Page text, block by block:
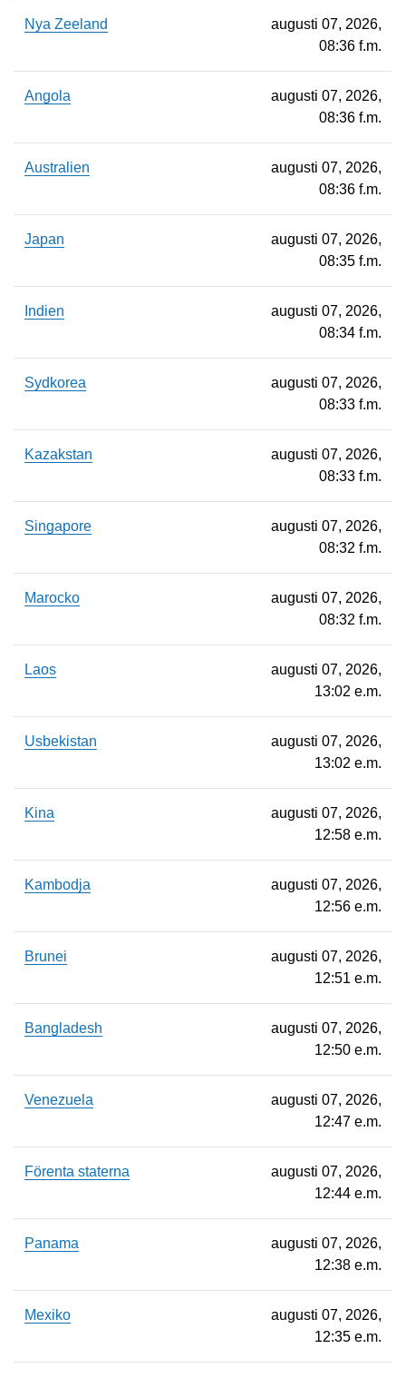
Nya Zeeland
augusti 07, 2026,
08:36 f.m.
Angola
augusti 07, 2026,
08:36 f.m.
Australien
augusti 07, 2026,
08:36 f.m.
Japan
augusti 07, 2026,
08:35 f.m.
Indien
augusti 07, 2026,
08:34 f.m.
Sydkorea
augusti 07, 2026,
08:33 f.m.
Kazakstan
augusti 07, 2026,
08:33 f.m.
Singapore
augusti 07, 2026,
08:32 f.m.
Marocko
augusti 07, 2026,
08:32 f.m.
Laos
augusti 07, 2026,
13:02 e.m.
Usbekistan
augusti 07, 2026,
13:02 e.m.
Kina
augusti 07, 2026,
12:58 e.m.
Kambodja
augusti 07, 2026,
12:56 e.m.
Brunei
augusti 07, 2026,
12:51 e.m.
Bangladesh
augusti 07, 2026,
12:50 e.m.
Venezuela
augusti 07, 2026,
12:47 e.m.
Förenta staterna
augusti 07, 2026,
12:44 e.m.
Panama
augusti 07, 2026,
12:38 e.m.
Mexiko
augusti 07, 2026,
12:35 e.m.